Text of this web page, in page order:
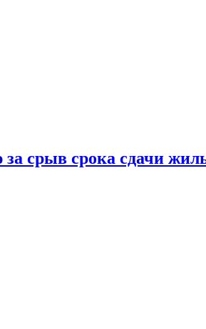
срыв срока сдачи